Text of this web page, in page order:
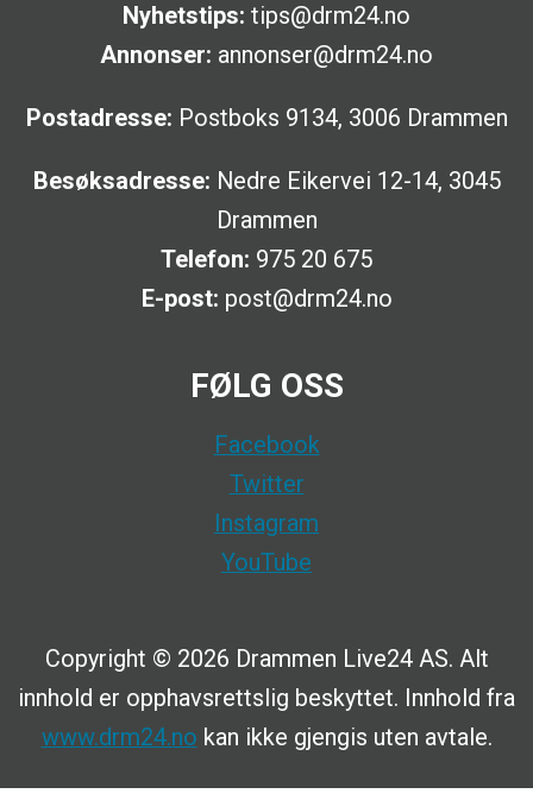
Nyhetstips: tips@drm24.no
Annonser: annonser@drm24.no
Postadresse: Postboks 9134, 3006 Drammen
Besøksadresse: Nedre Eikervei 12-14, 3045
Drammen
Telefon: 975 20 675
E-post: post@drm24.no
FØLG OSS
Facebook
Twitter
Instagram
YouTube
Copyright © 2026 Drammen Live24 AS. Alt
innhold er opphavsrettslig beskyttet. Innhold fra
www.drm24.no kan ikke gjengis uten avtale.